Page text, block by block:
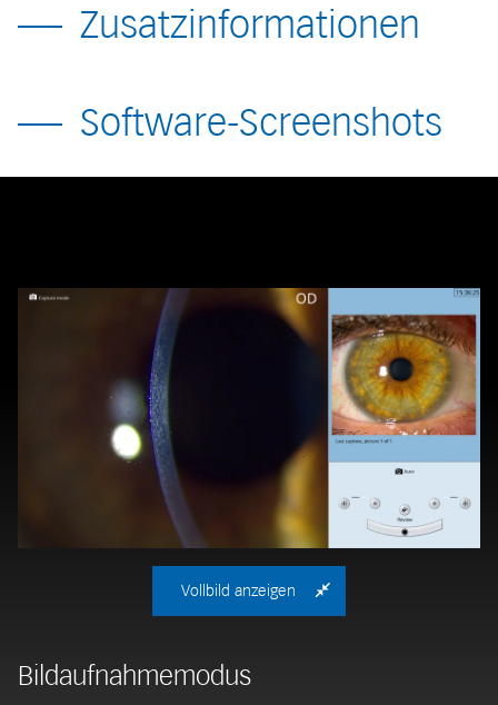
Zusatzinformationen
Software-Screenshots
Vollbild anzeigen
Bildaufnahmemodus